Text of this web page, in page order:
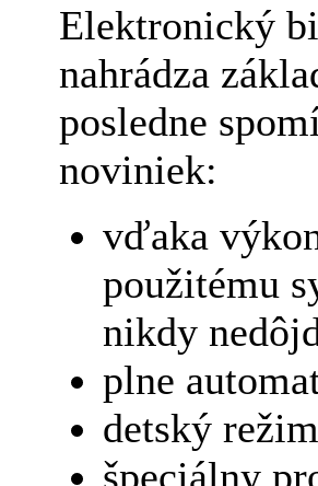
Elektronický
nahrádza
posledne
noviniek:
vďaka
použitému
nikdy
plne
detský režim
špeciálny